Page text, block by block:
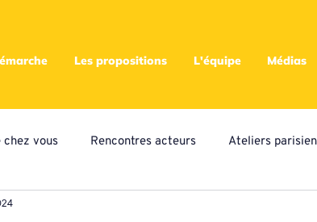
Les propositions L'équipe Médias
vous Rencontres acteurs Ateliers
locaux de propositions